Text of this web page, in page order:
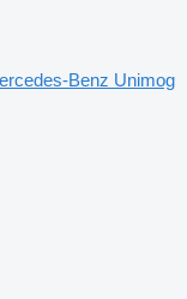
Benz Unimog